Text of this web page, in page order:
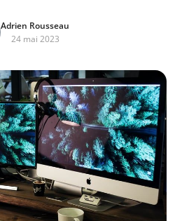
Adrien Rousseau
24 mai 2023